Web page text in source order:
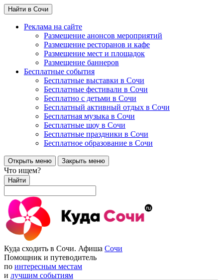
Найти в Сочи
Реклама на сайте
Размещение анонсов мероприятий
Размещение ресторанов и кафе
Размещение мест и площадок
Размещение баннеров
Бесплатные события
Бесплатные выставки в Сочи
Бесплатные фестивали в Сочи
Бесплатно с детьми в Сочи
Бесплатный активный отдых в Сочи
Бесплатная музыка в Сочи
Бесплатные шоу в Сочи
Бесплатные праздники в Сочи
Бесплатное образование в Сочи
Открыть меню Закрыть меню
Что ищем?
Найти
Куда сходить в Сочи. Афиша Сочи
Помощник и путеводитель
по интересным местам
и лучшим событиям